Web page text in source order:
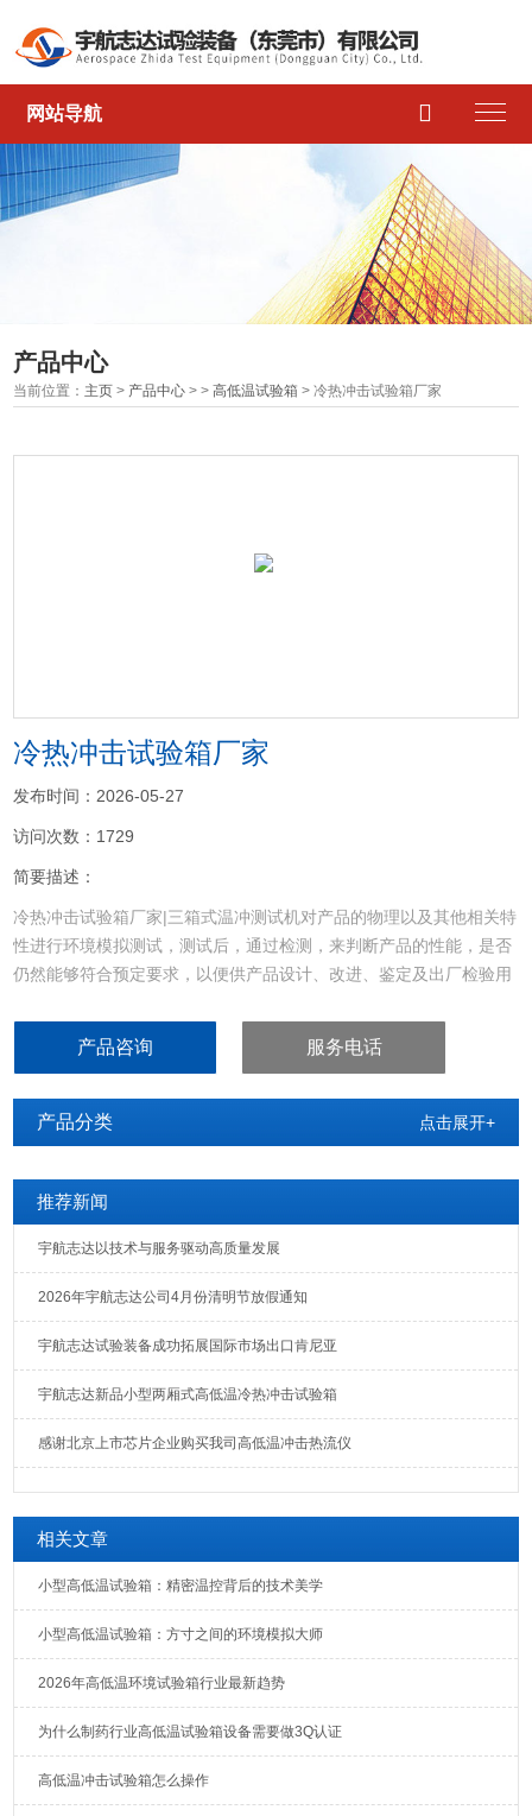
网站导航 
产品中心
当前位置： 主页 > 产品中心 > >高低温试验箱 > 冷热冲击试验箱厂家
冷热冲击试验箱厂家
发布时间：2026-05-27
访问次数：1729
简要描述：
冷热冲击试验箱厂家|三箱式温冲测试机对产品的物理以及其他相关特
性进行环境模拟测试，测试后，通过检测，来判断产品的性能，是否
仍然能够符合预定要求，以便供产品设计、改进、鉴定及出厂检验用
产品咨询 服务电话
产品分类 点击展开+
推荐新闻
宇航志达以技术与服务驱动高质量发展
2026年宇航志达公司4月份清明节放假通知
宇航志达试验装备成功拓展国际市场出口肯尼亚
宇航志达新品小型两厢式高低温冷热冲击试验箱
感谢北京上市芯片企业购买我司高低温冲击热流仪
相关文章
小型高低温试验箱：精密温控背后的技术美学
小型高低温试验箱：方寸之间的环境模拟大师
2026年高低温环境试验箱行业最新趋势
为什么制药行业高低温试验箱设备需要做3Q认证
高低温冲击试验箱怎么操作